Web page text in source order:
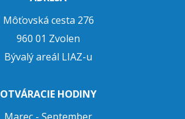
Môťovská cesta 276
960 01 Zvolen
Bývalý areál LIAZ-u
OTVÁRACIE HODINY